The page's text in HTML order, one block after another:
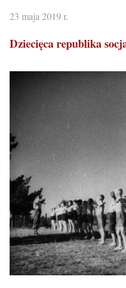
23 maja 2019 r.
Dziecięca republika